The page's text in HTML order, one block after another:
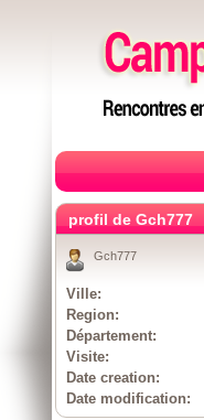
profil de Gch777
Gch777
Ville:
Region:
Département:
Visite:
Date creation:
Date modification: